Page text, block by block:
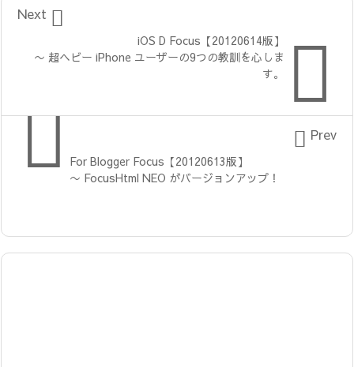

iOS D Focus【20120614版】
〜 超ヘビー iPhone ユーザーの9つの教訓を心しま
す。

Next
 For Blogger Focus【20120613版】
〜 FocusHtml NEO がバージョンアップ！
 Prev